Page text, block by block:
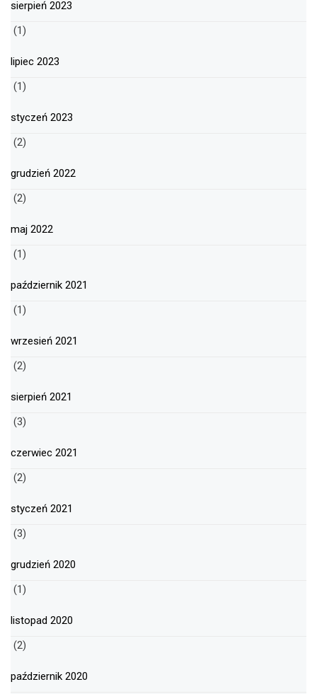
sierpień 2023
(1)
lipiec 2023
(1)
styczeń 2023
(2)
grudzień 2022
(2)
maj 2022
(1)
październik 2021
(1)
wrzesień 2021
(2)
sierpień 2021
(3)
czerwiec 2021
(2)
styczeń 2021
(3)
grudzień 2020
(1)
listopad 2020
(2)
październik 2020